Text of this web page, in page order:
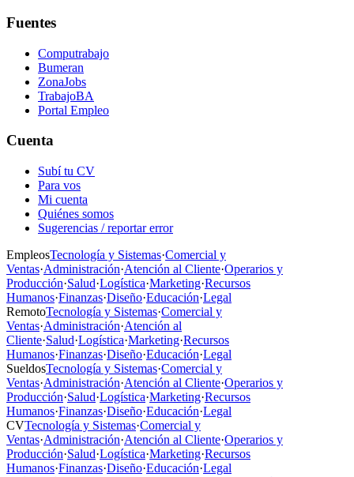
Fuentes
Computrabajo
Bumeran
ZonaJobs
TrabajoBA
Portal Empleo
Cuenta
Subí tu CV
Para vos
Mi cuenta
Quiénes somos
Sugerencias / reportar error
EmpleosTecnología y Sistemas·Comercial y
Ventas·Administración·Atención al Cliente·Operarios y
Producción·Salud·Logística·Marketing·Recursos
Humanos·Finanzas·Diseño·Educación·Legal
RemotoTecnología y Sistemas·Comercial y
Ventas·Administración·Atención al
Cliente·Salud·Logística·Marketing·Recursos
Humanos·Finanzas·Diseño·Educación·Legal
SueldosTecnología y Sistemas·Comercial y
Ventas·Administración·Atención al Cliente·Operarios y
Producción·Salud·Logística·Marketing·Recursos
Humanos·Finanzas·Diseño·Educación·Legal
CVTecnología y Sistemas·Comercial y
Ventas·Administración·Atención al Cliente·Operarios y
Producción·Salud·Logística·Marketing·Recursos
Humanos·Finanzas·Diseño·Educación·Legal